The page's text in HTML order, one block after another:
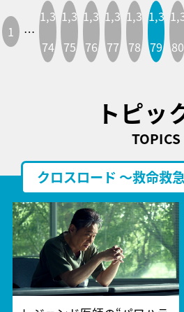
1 …
1,3
74
1,3
75
1,3
76
1,3
77
1,3
78
1,3
79 80
トピッ
TOPICS
クロスロード ～救命救